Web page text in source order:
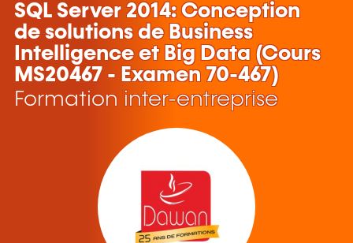
SQL Server 2014: Conception
de solutions de Business
Intelligence et Big Data (Cours
MS20467 - Examen 70-467)
Formation inter-entreprise